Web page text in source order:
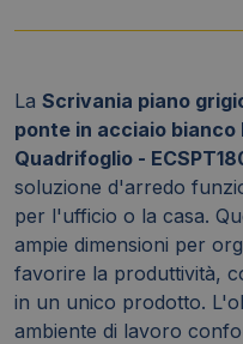
La Scrivania piano
ponte in acciaio bianco
Quadrifoglio -
soluzione d'arredo
per l'ufficio o la casa.
ampie dimensioni per
favorire la produttività,
in un unico prodotto.
ambiente di lavoro